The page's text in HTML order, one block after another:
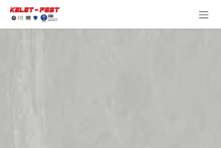
Kihagyás és továbblépés a tartalomhoz